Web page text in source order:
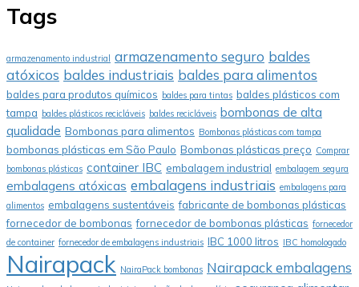
Tags
armazenamento industrial armazenamento seguro baldes
atóxicos baldes industriais baldes para alimentos
baldes para produtos químicos baldes para tintas baldes plásticos com
tampa baldes plásticos recicláveis baldes recicláveis bombonas de alta
qualidade Bombonas para alimentos Bombonas plásticas com tampa
bombonas plásticas em São Paulo Bombonas plásticas preço Comprar
bombonas plásticas container IBC embalagem industrial embalagem segura
embalagens atóxicas embalagens industriais embalagens para
alimentos embalagens sustentáveis fabricante de bombonas plásticas
fornecedor de bombonas fornecedor de bombonas plásticas fornecedor
de container fornecedor de embalagens industriais IBC 1000 litros IBC homologado
Nairapack NairaPack bombonas Nairapack embalagens